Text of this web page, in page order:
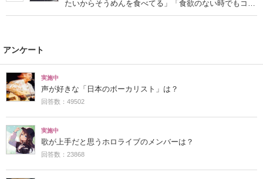
たいからそうめんを食べてる」「食欲のない時でもコレ
で食べられる」
アンケート
実施中
声が好きな「日本のボーカリスト」は？
回答数：49502
実施中
歌が上手だと思うホロライブのメンバーは？
回答数：23868